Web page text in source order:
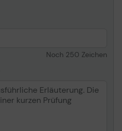
Noch 250 Zeichen